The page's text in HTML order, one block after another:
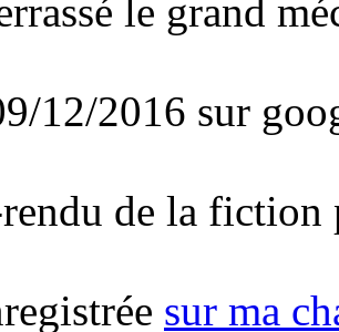
le grand
12/2016 sur
de la fiction
sur ma